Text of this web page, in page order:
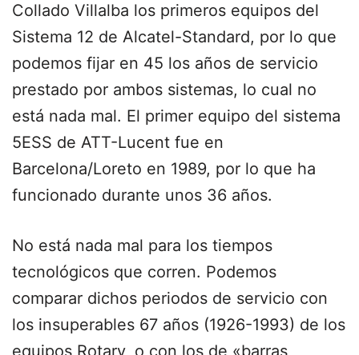
Collado Villalba los primeros equipos del
Sistema 12 de Alcatel-Standard, por lo que
podemos fijar en 45 los años de servicio
prestado por ambos sistemas, lo cual no
está nada mal. El primer equipo del sistema
5ESS de ATT-Lucent fue en
Barcelona/Loreto en 1989, por lo que ha
funcionado durante unos 36 años.
No está nada mal para los tiempos
tecnológicos que corren. Podemos
comparar dichos periodos de servicio con
los insuperables 67 años (1926-1993) de los
equipos Rotary, o con los de «barras